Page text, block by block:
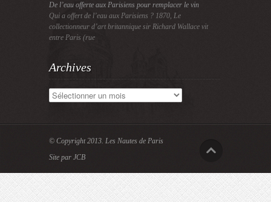
De l’eau offerte aux Parisiens pour remplacer le vin
Qui a offert de l’eau aux Parisiens ? 1870, Le
collectionneur d’art britannique sir Richard Wallace vit
entre Paris (rue
Archives
Archives
© Copyright 2013. Les Nautes de Paris
Site par JCB